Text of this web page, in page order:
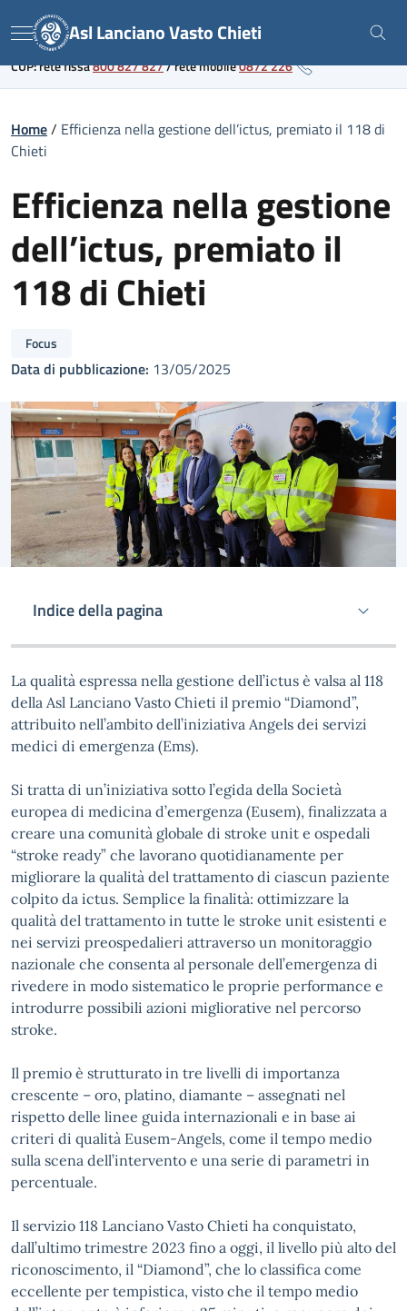
to
content
Link al portale sanitario regionale
Menu Asl Lanciano Vasto Chieti
CUP: rete fissa800 827 827/rete mobile0872 226
Home/ Efficienza nella gestione dell’ictus, premiato il 118 di
Chieti
Efficienza nella gestione
dell’ictus, premiato il
118 di Chieti
Focus
Data di pubblicazione: 13/05/2025
Indice della pagina
La qualità espressa nella gestione dell’ictus è valsa al 118
della Asl Lanciano Vasto Chieti il premio “Diamond”,
attribuito nell’ambito dell’iniziativa Angels dei servizi
medici di emergenza (Ems).
Si tratta di un’iniziativa sotto l’egida della Società
europea di medicina d’emergenza (Eusem), finalizzata a
creare una comunità globale di stroke unit e ospedali
“stroke ready” che lavorano quotidianamente per
migliorare la qualità del trattamento di ciascun paziente
colpito da ictus. Semplice la finalità: ottimizzare la
qualità del trattamento in tutte le stroke unit esistenti e
nei servizi preospedalieri attraverso un monitoraggio
nazionale che consenta al personale dell’emergenza di
rivedere in modo sistematico le proprie performance e
introdurre possibili azioni migliorative nel percorso
stroke.
Il premio è strutturato in tre livelli di importanza
crescente – oro, platino, diamante – assegnati nel
rispetto delle linee guida internazionali e in base ai
criteri di qualità Eusem-Angels, come il tempo medio
sulla scena dell’intervento e una serie di parametri in
percentuale.
Il servizio 118 Lanciano Vasto Chieti ha conquistato,
dall’ultimo trimestre 2023 fino a oggi, il livello più alto del
riconoscimento, il “Diamond”, che lo classifica come
eccellente per tempistica, visto che il tempo medio